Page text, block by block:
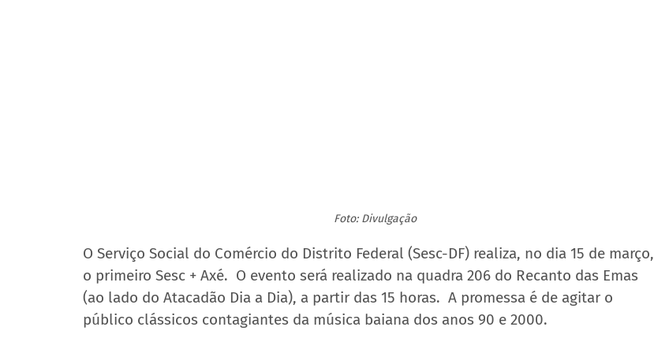
Foto: Divulgação
O Serviço Social do Comércio do Distrito Federal (Sesc-DF) realiza, no dia 15 de março,
o primeiro Sesc + Axé.  O evento será realizado na quadra 206 do Recanto das Emas
(ao lado do Atacadão Dia a Dia), a partir das 15 horas.  A promessa é de agitar o
público clássicos contagiantes da música baiana dos anos 90 e 2000.